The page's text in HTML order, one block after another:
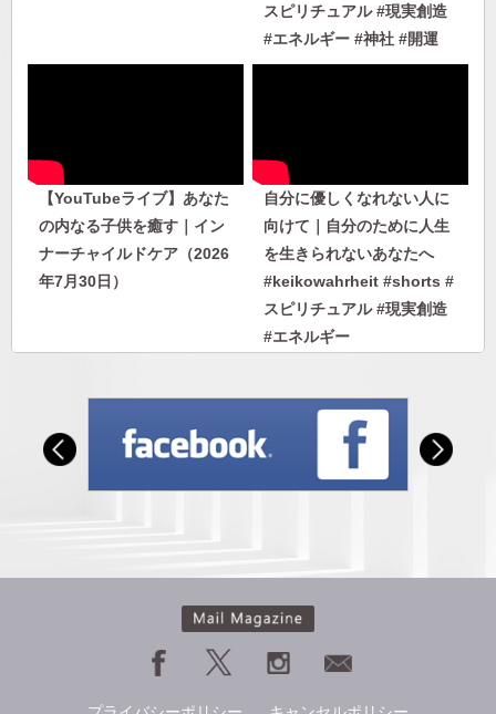
スピリチュアル #現実創造
#エネルギー #神社 #開運
【YouTubeライブ】あなた
の内なる子供を癒す｜イン
ナーチャイルドケア（2026
年7月30日）
自分に優しくなれない人に
向けて｜自分のために人生
を生きられないあなたへ
#keikowahrheit #shorts #
スピリチュアル #現実創造
#エネルギー
自分に優しくなれない人に
人から否定されないエネル
#keikowahrheit #shorts #
スピリチュアル #現実創造
#エネルギー